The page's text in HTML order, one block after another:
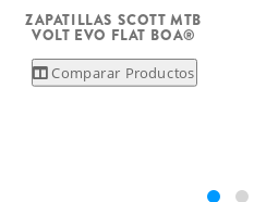
ZAPATILLAS SCOTT MTB
VOLT EVO FLAT BOA®
Comparar Productos